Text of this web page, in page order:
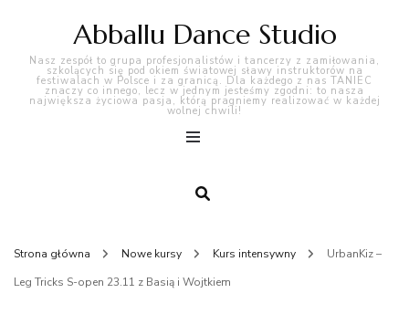
Abballu Dance Studio
Nasz zespół to grupa profesjonalistów i tancerzy z zamiłowania,
szkolących się pod okiem światowej sławy instruktorów na
festiwalach w Polsce i za granicą. Dla każdego z nas TANIEC
znaczy co innego, lecz w jednym jesteśmy zgodni: to nasza
największa życiowa pasja, którą pragniemy realizować w każdej
wolnej chwili!
Strona główna Nowe kursy Kurs intensywny
UrbanKiz –
Leg Tricks S-open 23.11 z Basią i Wojtkiem